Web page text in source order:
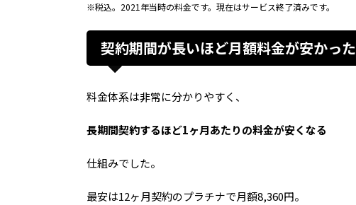
※税込。2021年当時の料金です。現在はサービス終了済みです。
契約期間が長いほど月額料金が安かった
料金体系は非常に分かりやすく、
長期間契約するほど1ヶ月あたりの料金が安くなる
仕組みでした。
最安は12ヶ月契約のプラチナで月額8,360円。